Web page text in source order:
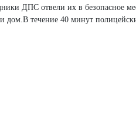
ДПС отвели их в безопасное
дом.В течение 40 минут